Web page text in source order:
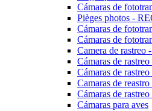
Cámaras de
Pièges photos -
Cámaras de
Cámaras de
Camera de rastreo
Cámaras de
Cámaras de
Camaras de
Cámaras de
Cámaras para aves